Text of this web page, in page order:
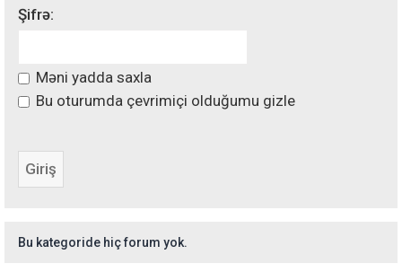
Şifrə:
Məni yadda saxla
Bu oturumda çevrimiçi olduğumu gizle
Bu kategoride hiç forum yok.